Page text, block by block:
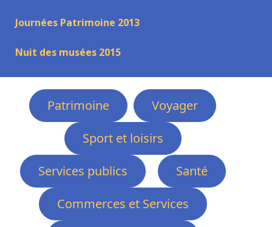
Journées Patrimoine 2013
Nuit des musées 2015
Patrimoine
Voyager
Sport et loisirs
Services publics
Santé
Commerces et Services